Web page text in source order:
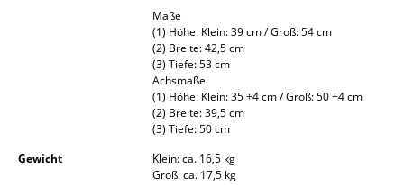
Hängeleuchten & Deckenleuchten
Schreibtischleuchten
Stehleuchten & Leseleuchten
Bodenleuchten
Maße
(1) Höhe: Klein: 39 cm / Groß: 54 cm
(2) Breite: 42,5 cm
(3) Tiefe: 53 cm
Achsmaße
(1) Höhe: Klein: 35 +4 cm / Groß: 50 +4 cm
(2) Breite: 39,5 cm
(3) Tiefe: 50 cm
Gewicht
Klein: ca. 16,5 kg
Groß: ca. 17,5 kg